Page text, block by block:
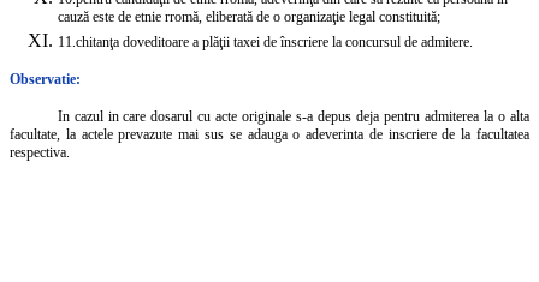
cauză este de etnie rromă, eliberată de o organizaţie legal constituită;
11. chitanţa doveditoare a plăţii taxei de înscriere la concursul de admitere.
Observatie:
In cazul in care dosarul cu acte originale s-a depus deja pentru admiterea la o alta
facultate, la actele prevazute mai sus se adauga o adeverinta de inscriere de la facultatea
respectiva.